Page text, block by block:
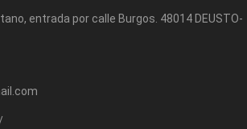
entrada por calle Burgos. 48014 DEUSTO-